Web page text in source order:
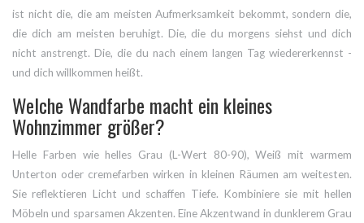
ist nicht die, die am meisten Aufmerksamkeit bekommt, sondern die,
die dich am meisten beruhigt. Die, die du morgens siehst und dich
nicht anstrengt. Die, die du nach einem langen Tag wiedererkennst -
und dich willkommen heißt.
Welche Wandfarbe macht ein kleines
Wohnzimmer größer?
Helle Farben wie helles Grau (L-Wert 80-90), Weiß mit warmem
Unterton oder cremefarben wirken in kleinen Räumen am weitesten.
Sie reflektieren Licht und schaffen Tiefe. Kombiniere sie mit hellen
Möbeln und sparsamen Akzenten. Eine Akzentwand in dunklerem Grau